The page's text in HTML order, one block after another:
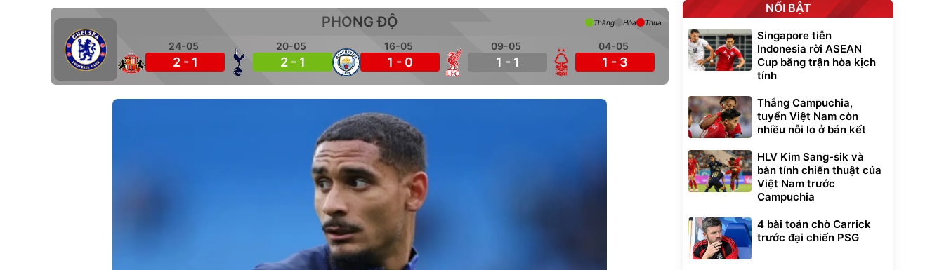
PHONG ĐỘ
24-05
2 - 1
20-05
2 - 1
16-05
1 - 0
09-05
1 - 1
04-05
1 - 3
Thắng Hòa Thua
NỔI BẬT
Singapore tiễn
Indonesia rời ASEAN
Cup bằng trận hòa kịch
tính
Thắng Campuchia,
tuyển Việt Nam còn
nhiều nỗi lo ở bán kết
HLV Kim Sang-sik và
bàn tính chiến thuật của
Việt Nam trước
Campuchia
4 bài toán chờ Carrick
trước đại chiến PSG